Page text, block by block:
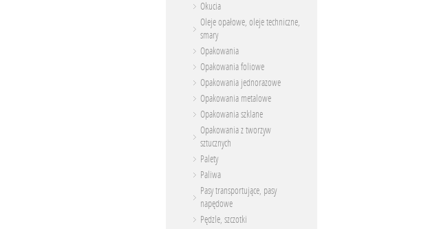
Okucia
Oleje opałowe, oleje techniczne,
smary
Opakowania
Opakowania foliowe
Opakowania jednorazowe
Opakowania metalowe
Opakowania szklane
Opakowania z tworzyw
sztucznych
Palety
Paliwa
Pasy transportujące, pasy
napędowe
Pędzle, szczotki